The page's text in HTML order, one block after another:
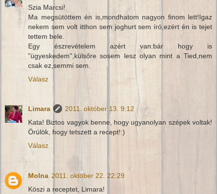
Szia Marcsi!
Ma megsütöttem én is,mondhatom nagyon finom lett!Igaz
nekem sem volt itthon sem joghurt sem író,ezért én is tejet
tettem bele.
Egy észrevételem azért van:bár hogy is
"ügyeskedem",külsőre sosem lesz olyan mint a Tied,nem
csak ez,semmi sem.
Válasz
Limara
2011. október 13. 9:12
Kata! Biztos vagyok benne, hogy ugyanolyan szépek voltak!
Örülök, hogy tetszett a recept!:)
Válasz
Molna 2011. október 22. 22:29
Köszi a receptet, Limara!